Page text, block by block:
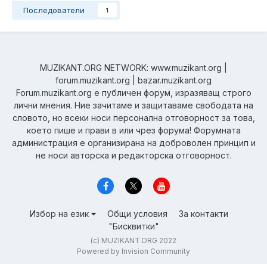
Последователи 1
MUZIKANT.ORG NETWORK: www.muzikant.org |
forum.muzikant.org | bazar.muzikant.org
Forum.muzikant.org е публичен форум, изразяващ строго
лични мнения. Ние зачитаме и защитаваме свободата на
словото, но всеки носи персонална отговорност за това,
което пише и прави в или чрез форума! Форумната
администрация е организирана на доброволен принцип и
не носи авторска и редакторска отговорност.
Избор на език Общи условия
За контакти
"Бисквитки"
(c) MUZIKANT.ORG 2022
Powered by Invision Community